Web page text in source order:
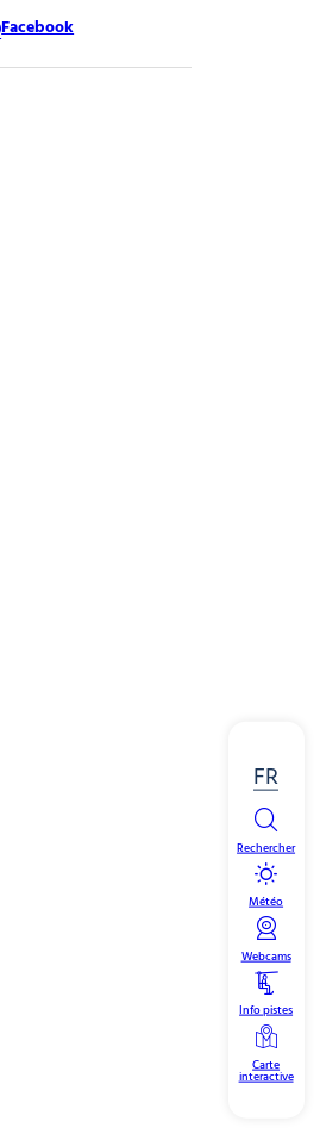
FR
Rechercher
Météo
Webcams
Info pistes
Carte
interactive
Facebook